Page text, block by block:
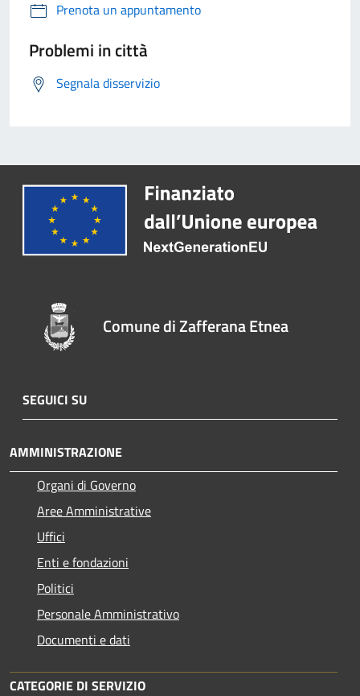
Prenota un appuntamento
Problemi in città
Segnala disservizio
Comune di Zafferana Etnea
SEGUICI SU
AMMINISTRAZIONE
Organi di Governo
Aree Amministrative
Uffici
Enti e fondazioni
Politici
Personale Amministrativo
Documenti e dati
CATEGORIE DI SERVIZIO